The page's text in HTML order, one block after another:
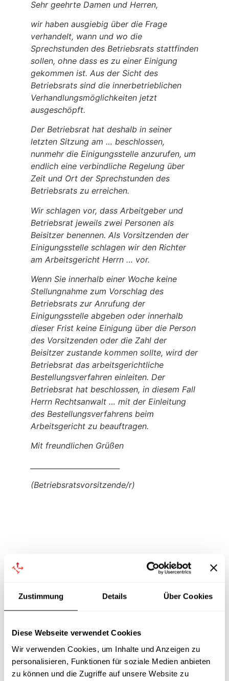
Zustimmung Details Über Cookies
Diese Webseite verwendet Cookies
Wir verwenden Cookies, um Inhalte und Anzeigen zu
personalisieren, Funktionen für soziale Medien anbieten
zu können und die Zugriffe auf unsere Website zu
Sehr geehrte Damen und Herren,
wir haben ausgiebig über die Frage
verhandelt, wann und wo die
Sprechstunden des Betriebsrats stattfinden
sollen, ohne dass es zu einer Einigung
gekommen ist. Aus der Sicht des
Betriebsrats sind die innerbetrieblichen
Verhandlungsmöglichkeiten jetzt
ausgeschöpft.
Der Betriebsrat hat deshalb in seiner
letzten Sitzung am … beschlossen,
nunmehr die Einigungsstelle anzurufen, um
endlich eine verbindliche Regelung über
Zeit und Ort der Sprechstunden des
Betriebsrats zu erreichen.
Wir schlagen vor, dass Arbeitgeber und
Betriebsrat jeweils zwei Personen als
Beisitzer benennen. Als Vorsitzenden der
Einigungsstelle schlagen wir den Richter
am Arbeitsgericht Herrn … vor.
Wenn Sie innerhalb einer Woche keine
Stellungnahme zum Vorschlag des
Betriebsrats zur Anrufung der
Einigungsstelle abgeben oder innerhalb
dieser Frist keine Einigung über die Person
des Vorsitzenden oder die Zahl der
Beisitzer zustande kommen sollte, wird der
Betriebsrat das arbeitsgerichtliche
Bestellungsverfahren einleiten. Der
Betriebsrat hat beschlossen, in diesem Fall
Herrn Rechtsanwalt … mit der Einleitung
des Bestellungsverfahrens beim
Arbeitsgericht zu beauftragen.
Mit freundlichen Grüßen
(Betriebsratsvorsitzende/r)
540 Seiten
versandkostenfreie Lieferung
auf Rechnung
Mustergültiger Betriebsrat!
Vorlagen und Beispiele für Beschlüsse und Schreiben